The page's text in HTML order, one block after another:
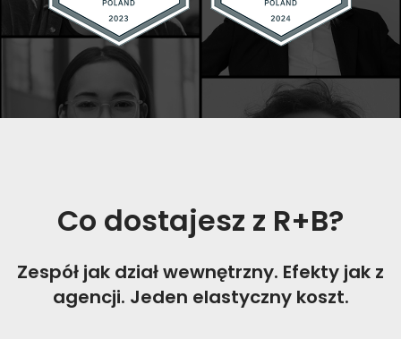
Co dostajesz z R+B?
Zespół jak dział wewnętrzny. Efekty jak z
agencji. Jeden elastyczny koszt.